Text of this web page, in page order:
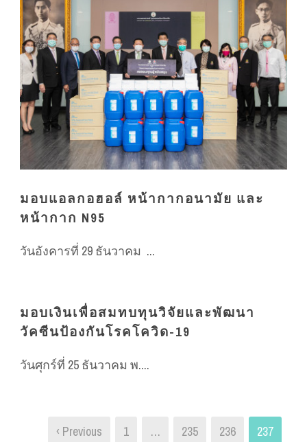
มอบแอลกอฮอล์ หน้ากากอนามัย และ
หน้ากาก N95
วันอังคารที่ 29 ธันวาคม ...
มอบเงินเพื่อสมทบทุนวิจัยและพัฒนา
วัคซีนป้องกันโรคโควิด-19
วันศุกร์ที่ 25 ธันวาคม พ....
‹ Previous 1 … 235 236
237